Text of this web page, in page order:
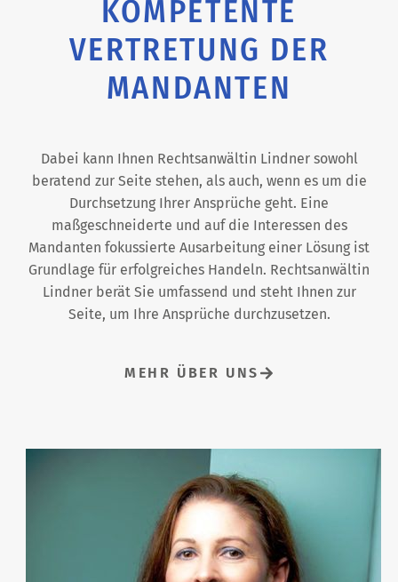
KOMPETENTE
VERTRETUNG DER
MANDANTEN
Dabei kann Ihnen Rechtsanwältin Lindner sowohl
beratend zur Seite stehen, als auch, wenn es um die
Durchsetzung Ihrer Ansprüche geht. Eine
maßgeschneiderte und auf die Interessen des
Mandanten fokussierte Ausarbeitung einer Lösung ist
Grundlage für erfolgreiches Handeln. Rechtsanwältin
Lindner berät Sie umfassend und steht Ihnen zur
Seite, um Ihre Ansprüche durchzusetzen.
MEHR ÜBER UNS